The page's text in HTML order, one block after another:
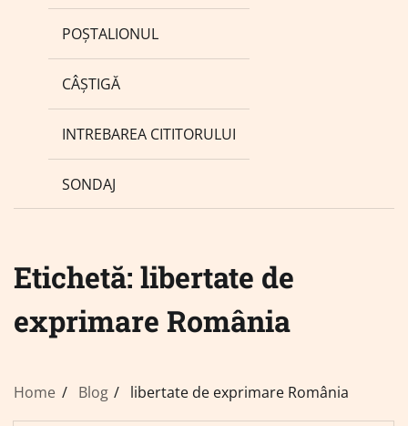
POȘTALIONUL
CÂȘTIGĂ
INTREBAREA CITITORULUI
SONDAJ
Etichetă: libertate de
exprimare România
Home Blog libertate de exprimare România